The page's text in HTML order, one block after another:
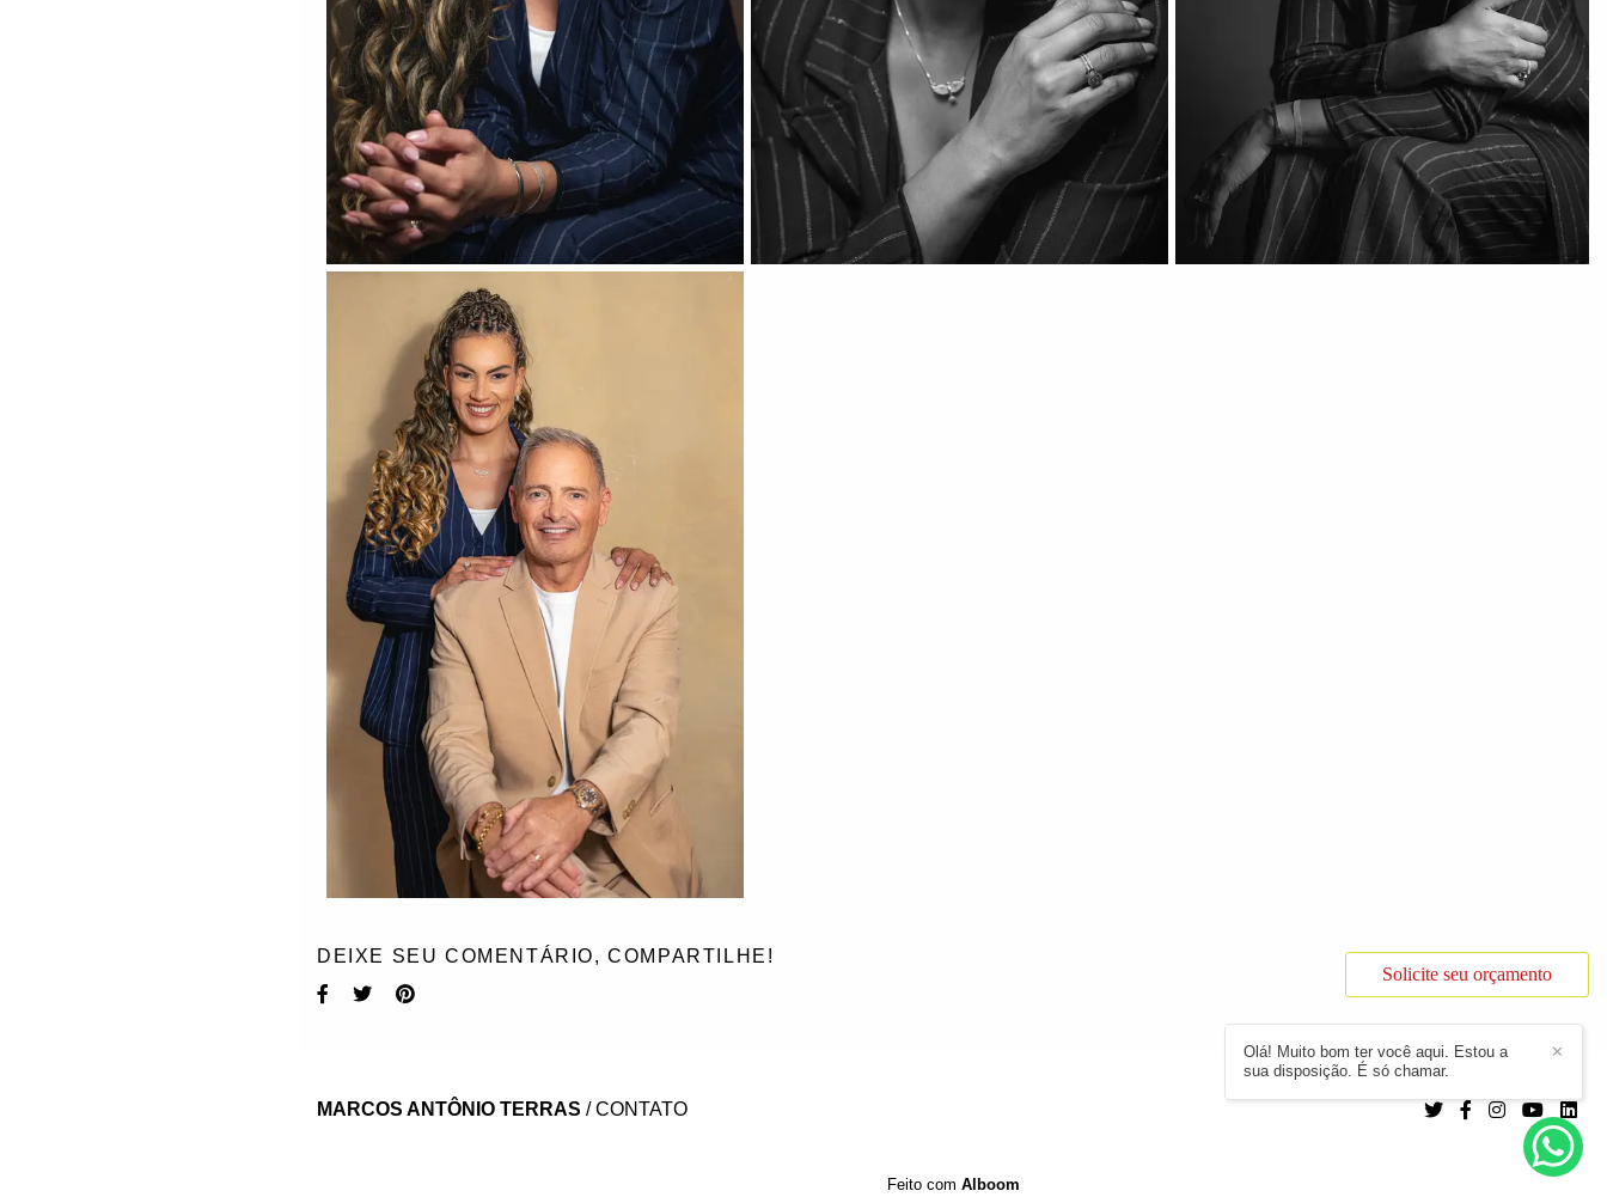
DEIXE SEU COMENTÁRIO, COMPARTILHE!
Solicite seu orçamento
MARCOS ANTÔNIO TERRAS /CONTATO
✕
Olá! Muito bom ter você aqui. Estou a
sua disposição. É só chamar.
Feito com Alboom